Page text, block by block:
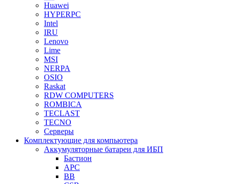
Huawei
HYPERPC
Intel
IRU
Lenovo
Lime
MSI
NERPA
OSIO
Raskat
RDW COMPUTERS
ROMBICA
TECLAST
TECNO
Серверы
Комплектующие для компьютера
Аккумуляторные батареи для ИБП
Бастион
APC
BB